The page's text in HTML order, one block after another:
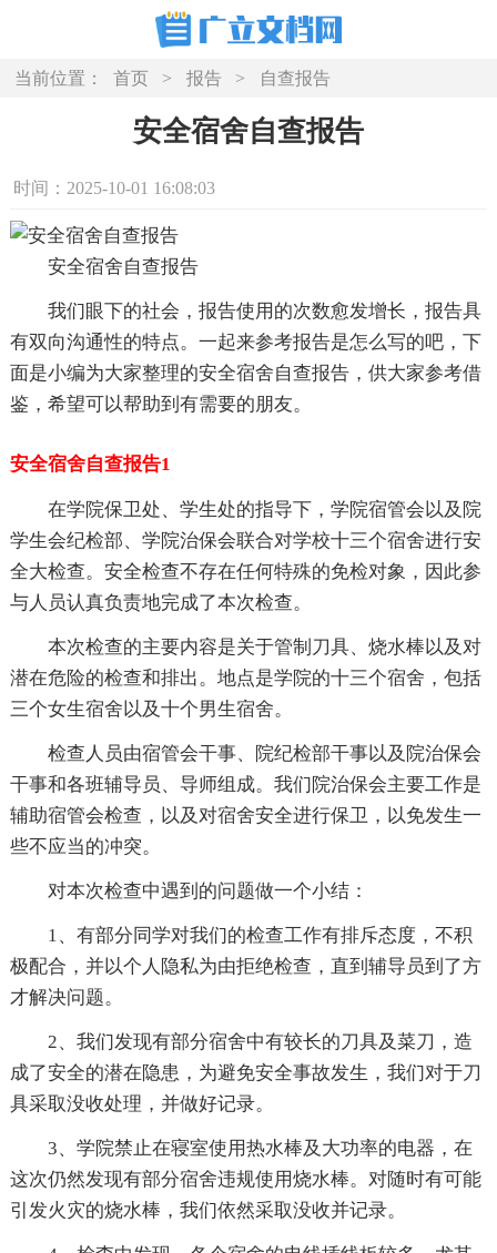
当前位置： 首页 > 报告 > 自查报告
安全宿舍自查报告
时间：2025-10-01 16:08:03
安全宿舍自查报告
我们眼下的社会，报告使用的次数愈发增长，报告具
有双向沟通性的特点。一起来参考报告是怎么写的吧，下
面是小编为大家整理的安全宿舍自查报告，供大家参考借
鉴，希望可以帮助到有需要的朋友。
安全宿舍自查报告1
在学院保卫处、学生处的指导下，学院宿管会以及院
学生会纪检部、学院治保会联合对学校十三个宿舍进行安
全大检查。安全检查不存在任何特殊的免检对象，因此参
与人员认真负责地完成了本次检查。
本次检查的主要内容是关于管制刀具、烧水棒以及对
潜在危险的检查和排出。地点是学院的十三个宿舍，包括
三个女生宿舍以及十个男生宿舍。
检查人员由宿管会干事、院纪检部干事以及院治保会
干事和各班辅导员、导师组成。我们院治保会主要工作是
辅助宿管会检查，以及对宿舍安全进行保卫，以免发生一
些不应当的冲突。
对本次检查中遇到的问题做一个小结：
1、有部分同学对我们的检查工作有排斥态度，不积
极配合，并以个人隐私为由拒绝检查，直到辅导员到了方
才解决问题。
2、我们发现有部分宿舍中有较长的刀具及菜刀，造
成了安全的潜在隐患，为避免安全事故发生，我们对于刀
具采取没收处理，并做好记录。
3、学院禁止在寝室使用热水棒及大功率的电器，在
这次仍然发现有部分宿舍违规使用烧水棒。对随时有可能
引发火灾的烧水棒，我们依然采取没收并记录。